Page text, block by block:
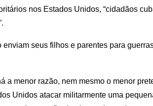
nos Estados Unidos, “cidadãos
seus filhos e parentes para
a menor razão, nem mesmo o menor
Unidos atacar militarmente uma